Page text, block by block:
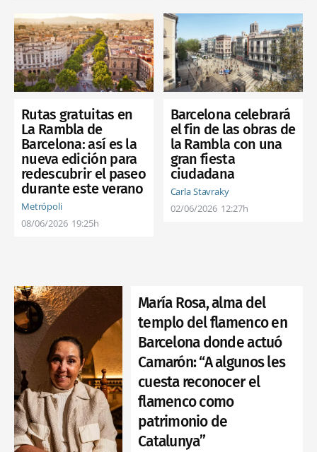
Rutas gratuitas en
La Rambla de
Barcelona: así es la
nueva edición para
redescubrir el paseo
durante este verano
Metrópoli
08/06/2026 19:25h
Barcelona celebrará
el fin de las obras de
la Rambla con una
gran fiesta
ciudadana
Carla Stavraky
02/06/2026 12:27h
María Rosa, alma del
templo del flamenco en
Barcelona donde actuó
Camarón: “A algunos les
cuesta reconocer el
flamenco como
patrimonio de
Catalunya”